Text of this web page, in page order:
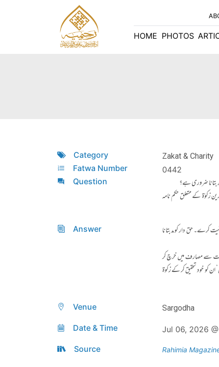
HOME PHOTOS
Category Zakat & Charity
Fatwa Number
0442
Question
زکوٰۃ کے متعلق حکم نامہ
Answer
کرے۔ حق دار کو مد بتانا
سے مصارف میں خرچ کر
ان کو خود تحقیق کر کے زکوۃ
Venue Sargodha
Date & Time
Jul 06, 2026
Source
Rahimia